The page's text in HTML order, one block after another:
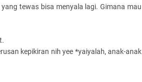
tewas bisa menyala lagi. Gimana mau
kepikiran nih yee *yaiyalah, anak-anak